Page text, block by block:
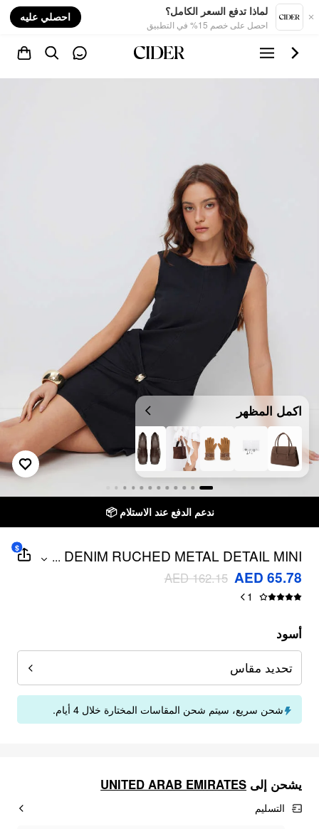
لماذا تدفع السعر الكامل؟
احصل على خصم 15% في التطبيق
احصلي عليه
اكمل المظهر
ندعم الدفع عند الاستلام 📦
DENIM RUCHED METAL DETAIL MINI
DRESS
...
AED 65.78
AED 162.15
1
$
أسود
تحديد مقاس
شحن سريع، سيتم شحن المقاسات المختارة خلال 4 أيام.
يشحن إلى UNITED ARAB EMIRATES
التسليم